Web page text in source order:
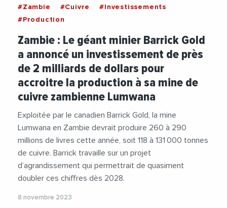
#Zambie #Cuivre
#Investissements
#Production
Zambie : Le géant minier Barrick Gold
a annoncé un investissement de près
de 2 milliards de dollars pour
accroitre la production à sa mine de
cuivre zambienne Lumwana
Exploitée par le canadien Barrick Gold, la mine
Lumwana en Zambie devrait produire 260 à 290
millions de livres cette année, soit 118 à 131 000 tonnes
de cuivre. Barrick travaille sur un projet
d’agrandissement qui permettrait de quasiment
doubler ces chiffres dès 2028.
8 novembre 2023